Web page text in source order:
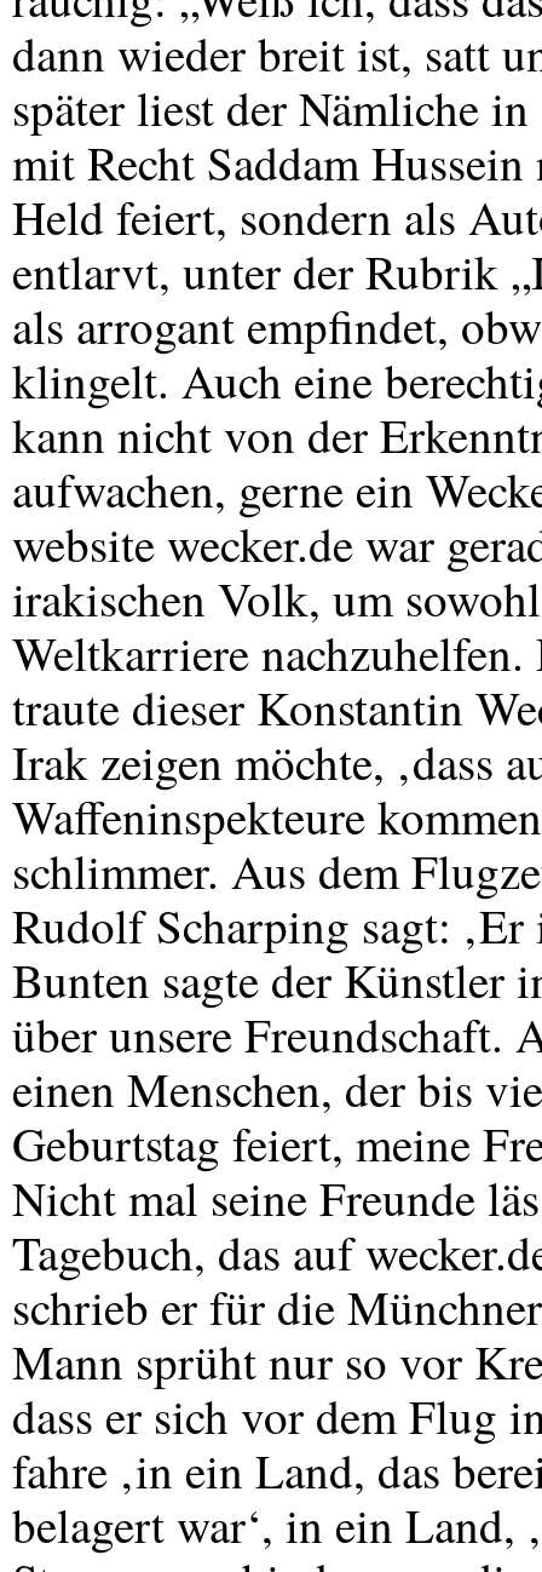
dann wieder breit ist, satt
später liest der Nämliche
mit Recht Saddam
Held feiert, sondern als
entlarvt, unter der Rubrik
als arrogant empfindet,
klingelt. Auch eine
kann nicht von der
aufwachen, gerne ein
website wecker.de war
irakischen Volk, um
Weltkarriere
traute dieser Konstantin
Irak zeigen möchte, ‚dass
Waffeninspekteure
schlimmer. Aus dem
Rudolf Scharping sagt:
Bunten sagte der Künstler
über unsere Freundschaft.
einen Menschen, der bis
Geburtstag feiert, meine
Nicht mal seine Freunde
Tagebuch, das auf
schrieb er für die
Mann sprüht nur so vor
dass er sich vor dem Flug
fahre ‚in ein Land, das
belagert war‘, in ein Land,